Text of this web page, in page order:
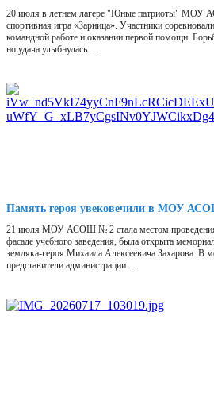
20 июля в летнем лагере "Юные патриоты" МОУ
спортивная игра «Зарница». Участники
командной работе и оказании первой помощи.
но удача улыбнулась ...
Память героя увековечили в МОУ
21 июля МОУ АСОШ № 2 стала местом проведения
фасаде учебного заведения, была открыта
земляка-героя Михаила Алексеевича Захарова. В
представители администрации ...